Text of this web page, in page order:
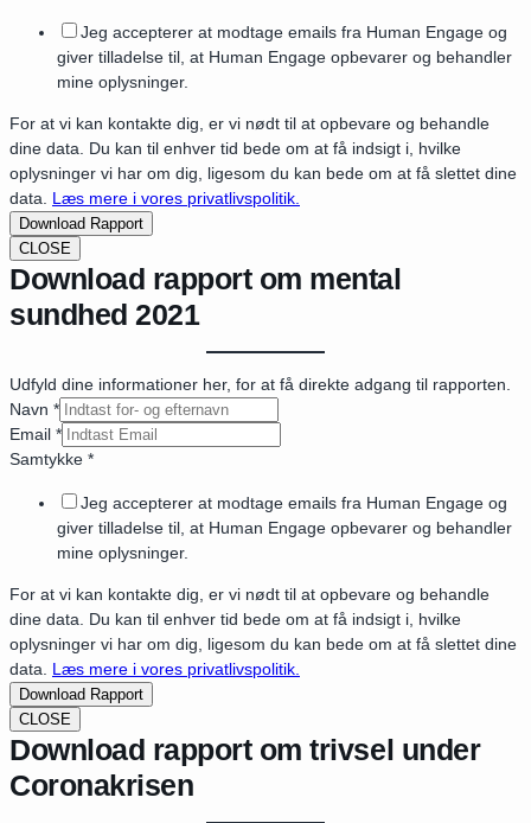
Jeg accepterer at modtage emails fra Human Engage og
giver tilladelse til, at Human Engage opbevarer og behandler
mine oplysninger.
For at vi kan kontakte dig, er vi nødt til at opbevare og behandle
dine data. Du kan til enhver tid bede om at få indsigt i, hvilke
oplysninger vi har om dig, ligesom du kan bede om at få slettet dine
data. Læs mere i vores privatlivspolitik.
Download Rapport
CLOSE
Download rapport om mental
sundhed 2021
Udfyld dine informationer her, for at få direkte adgang til rapporten.
Navn *
Email *
Samtykke *
Jeg accepterer at modtage emails fra Human Engage og
giver tilladelse til, at Human Engage opbevarer og behandler
mine oplysninger.
For at vi kan kontakte dig, er vi nødt til at opbevare og behandle
dine data. Du kan til enhver tid bede om at få indsigt i, hvilke
oplysninger vi har om dig, ligesom du kan bede om at få slettet dine
data. Læs mere i vores privatlivspolitik.
Download Rapport
CLOSE
Download rapport om trivsel under
Coronakrisen